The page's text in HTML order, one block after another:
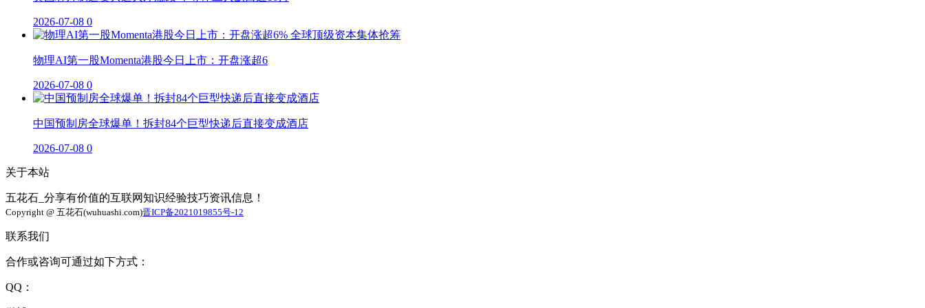
2026-07-08 0
物理AI第一股Momenta港股今日上市：开盘涨超6
2026-07-08 0
中国预制房全球爆单！拆封84个巨型快递后直接变成酒店
2026-07-08 0
关于本站
五花石_分享有价值的互联网知识经验技巧资讯信息！
Copyright @ 五花石(wuhuashi.com)晋ICP备2021019855号-12
联系我们
合作或咨询可通过如下方式：
QQ：